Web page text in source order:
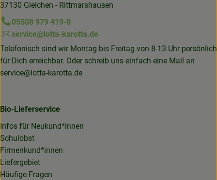
37130 Gleichen - Rittmarshausen
05508 979 419-0
service@lotta-karotta.de
Telefonisch sind wir Montag bis Freitag von 8-13 Uhr persönlich
für Dich erreichbar. Oder schreib uns einfach eine Mail an
service@lotta-karotta.de
Bio-Lieferservice
Infos für Neukund*innen
Schulobst
Firmenkund*innen
Liefergebiet
Häufige Fragen